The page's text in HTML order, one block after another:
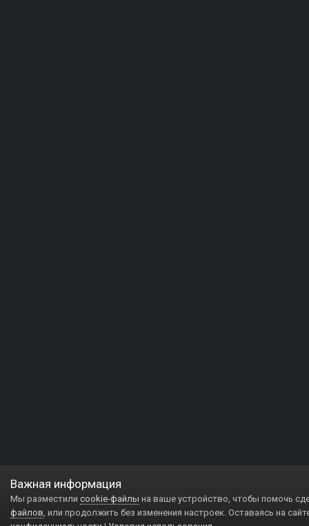
Важная информация
Мы разместили cookie-файлы на ваше устройство, чтобы помочь
файлов, или продолжить без изменения настроек. Оставаясь на